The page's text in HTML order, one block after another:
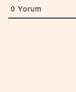
0 Yorum